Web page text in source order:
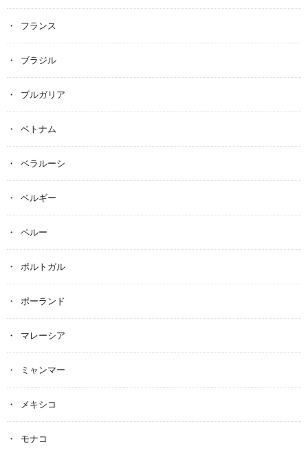
フランス
ブラジル
ブルガリア
ベトナム
ベラルーシ
ベルギー
ペルー
ポルトガル
ポーランド
マレーシア
ミャンマー
メキシコ
モナコ